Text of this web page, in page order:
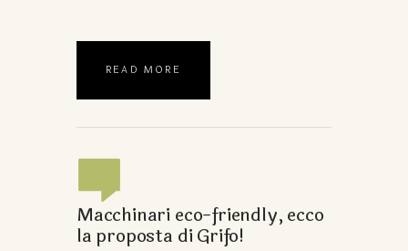
READ MORE
Macchinari eco-friendly, ecco
la proposta di Grifo!